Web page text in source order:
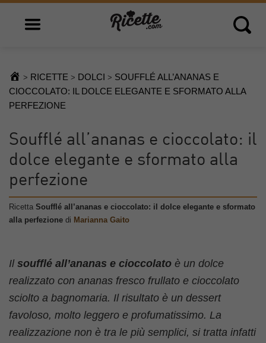
Open main menu Open
> RICETTE > DOLCI > SOUFFLÉ ALL’ANANAS E
CIOCCOLATO: IL DOLCE ELEGANTE E SFORMATO ALLA
PERFEZIONE
Soufflé all’ananas e cioccolato: il
dolce elegante e sformato alla
perfezione
Ricetta Soufflé all’ananas e cioccolato: il dolce elegante e sformato
alla perfezione di Marianna Gaito
Il soufflé all’ananas e cioccolato è un dolce
realizzato con ananas fresco frullato e cioccolato
sciolto a bagnomaria. Il risultato è un dessert
favoloso, molto leggero e profumatissimo. La
realizzazione non è tra le più semplici, si tratta infatti